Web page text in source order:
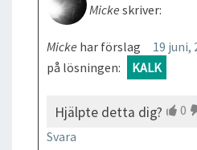
Micke skriver:
19 juni,
Micke har förslag
på lösningen:
KALK
Hjälpte detta dig? 0
Svara